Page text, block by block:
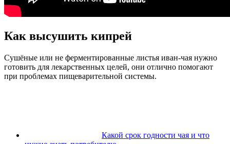
Как высушить кипрей
Сушёные или не ферментированные листья иван-чая нужно
готовить для лекарственных целей, они отлично помогают
при проблемах пищеварительной системы.
Какой срок годности чая и что